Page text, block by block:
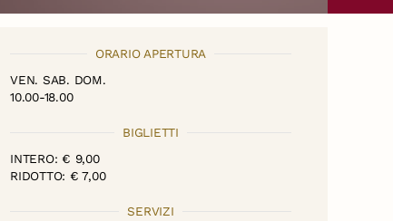
ORARIO APERTURA
VEN. SAB. DOM.
10.00-18.00
BIGLIETTI
INTERO: € 9,00
RIDOTTO: € 7,00
SERVIZI